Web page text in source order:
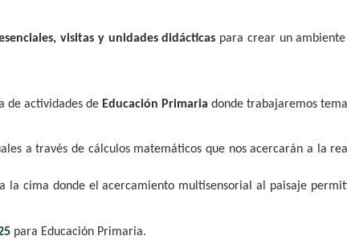
visitas y unidades didácticas para crear un
de actividades de Educación Primaria donde trabajaremos
a través de cálculos matemáticos que nos acercarán a la
la cima donde el acercamiento multisensorial al paisaje
para Educación Primaria.